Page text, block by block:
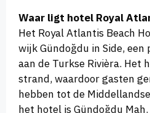
Waar ligt hotel Royal
Het Royal Atlantis Beach
wijk Gündoğdu in Side,
aan de Turkse Rivièra. Het
strand, waardoor gasten
hebben tot de
het hotel is Gündoğdu